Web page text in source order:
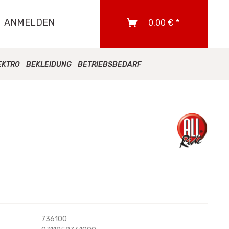
ANMELDEN 0,00 € *
BEKLEIDUNG BETRIEBSBEDARF
736100